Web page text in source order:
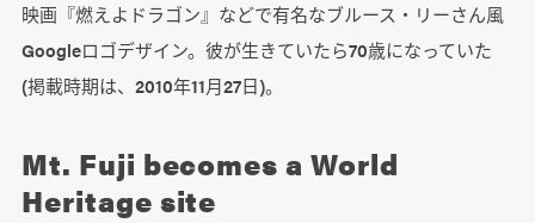
映画『燃えよドラゴン』などで有名なブルース・リーさん風
Googleロゴデザイン。彼が生きていたら70歳になっていた
(掲載時期は、2010年11月27日)。
Mt. Fuji becomes a World
Heritage site